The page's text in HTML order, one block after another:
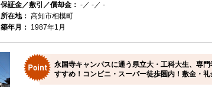
保証金／敷引／償却金： -／ -／ -
所在地： 高知市相模町
築年月： 1987年1月
永国寺キャンパスに通う県立大・工科大生、専門
すすめ！コンビニ・スーパー徒歩圏内！敷金・礼